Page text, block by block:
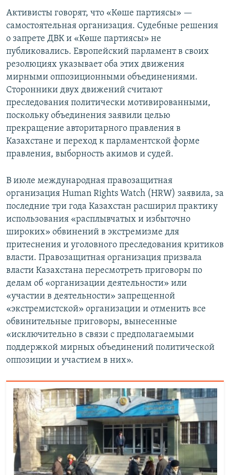
Активисты говорят, что «Көше партиясы» —
самостоятельная организация. Судебные решения
о запрете ДВК и «Көше партиясы» не
публиковались. Европейский парламент в своих
резолюциях указывает оба этих движения
мирными оппозиционными объединениями.
Сторонники двух движений считают
преследования политически мотивированными,
поскольку объединения заявили целью
прекращение авторитарного правления в
Казахстане и переход к парламентской форме
правления, выборность акимов и судей.
В июле международная правозащитная
организация Human Rights Watch (HRW) заявила, за
последние три года Казахстан расширил практику
использования «расплывчатых и избыточно
широких» обвинений в экстремизме для
притеснения и уголовного преследования критиков
власти. Правозащитная организация призвала
власти Казахстана пересмотреть приговоры по
делам об «организации деятельности» или
«участии в деятельности» запрещенной
«экстремистской» организации и отменить все
обвинительные приговоры, вынесенные
«исключительно в связи с предполагаемыми
поддержкой мирных объединений политической
оппозиции и участием в них».